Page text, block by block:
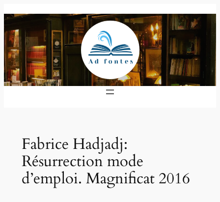
Inhalt
springen
Fabrice Hadjadj:
Résurrection mode
d’emploi. Magnificat 2016